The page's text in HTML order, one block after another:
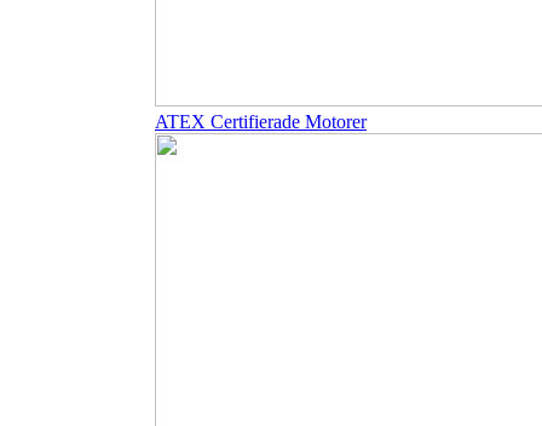
ATEX Certifierade Motorer